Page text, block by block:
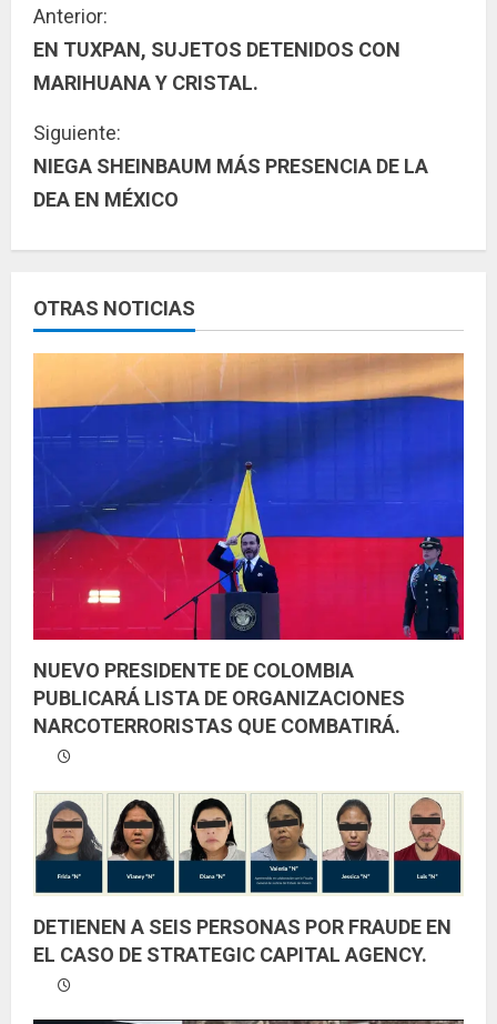
S
i
u
e
l
e
y
n
o
Anterior:
EN TUXPAN, SUJETOS DETENIDOS CON
MARIHUANA Y CRISTAL.
Siguiente:
NIEGA SHEINBAUM MÁS PRESENCIA DE LA
DEA EN MÉXICO
OTRAS NOTICIAS
NUEVO PRESIDENTE DE COLOMBIA
PUBLICARÁ LISTA DE ORGANIZACIONES
NARCOTERRORISTAS QUE COMBATIRÁ.
DETIENEN A SEIS PERSONAS POR FRAUDE EN
EL CASO DE STRATEGIC CAPITAL AGENCY.